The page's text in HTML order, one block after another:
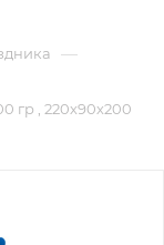
—
гр , 220х90х200